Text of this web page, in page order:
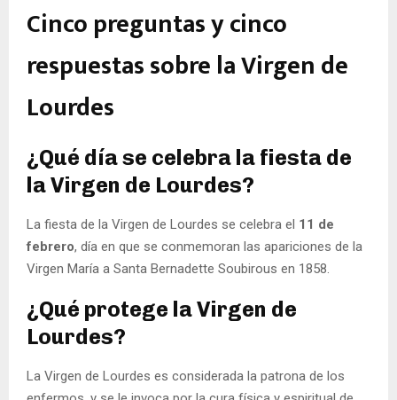
Cinco preguntas y cinco
respuestas sobre la Virgen de
Lourdes
¿Qué día se celebra la fiesta de
la Virgen de Lourdes?
La fiesta de la Virgen de Lourdes se celebra el 11 de
febrero, día en que se conmemoran las apariciones de la
Virgen María a Santa Bernadette Soubirous en 1858.
¿Qué protege la Virgen de
Lourdes?
La Virgen de Lourdes es considerada la patrona de los